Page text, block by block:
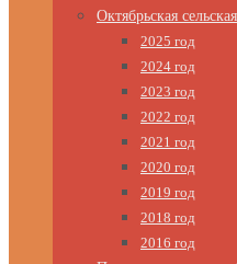
Октябрьская
2025 год
2024 год
2023 год
2022 год
2021 год
2020 год
2019 год
2018 год
2016 год